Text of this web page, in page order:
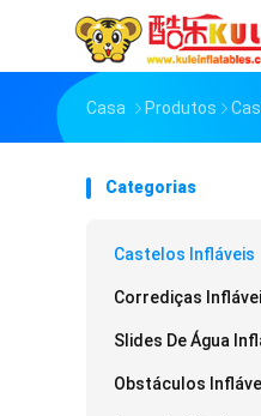
Casa Produtos
Categorias
Castelos Infláveis
Corrediças
Slides De Água
Obstáculos